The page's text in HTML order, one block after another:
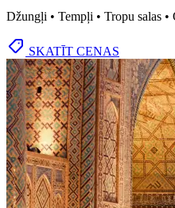
Džungļi • Tempļi • Tropu salas •
SKATĪT CENAS